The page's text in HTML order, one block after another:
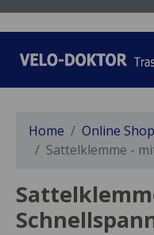
Home Online Shop
Sattelklemme -